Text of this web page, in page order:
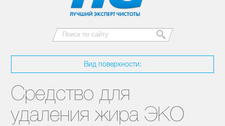
Вид поверхности:
Средство для
удаления жира ЭКО